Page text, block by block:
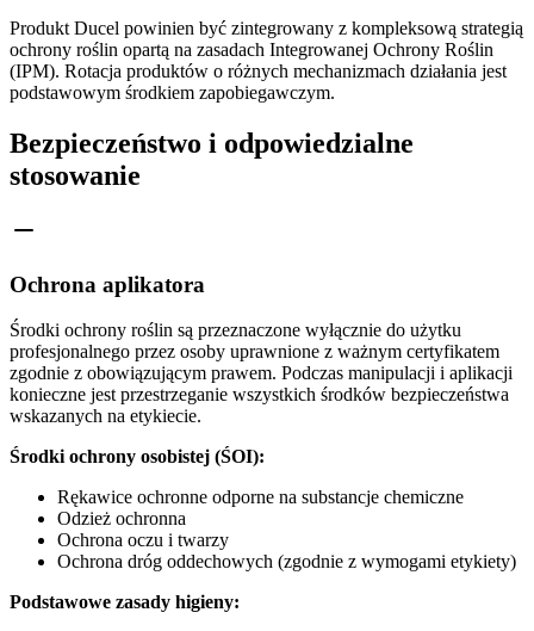
Produkt Ducel powinien być zintegrowany z kompleksową strategią
ochrony roślin opartą na zasadach Integrowanej Ochrony Roślin
(IPM). Rotacja produktów o różnych mechanizmach działania jest
podstawowym środkiem zapobiegawczym.
Bezpieczeństwo i odpowiedzialne
stosowanie
Ochrona aplikatora
Środki ochrony roślin są przeznaczone wyłącznie do użytku
profesjonalnego przez osoby uprawnione z ważnym certyfikatem
zgodnie z obowiązującym prawem. Podczas manipulacji i aplikacji
konieczne jest przestrzeganie wszystkich środków bezpieczeństwa
wskazanych na etykiecie.
Środki ochrony osobistej (ŚOI):
Rękawice ochronne odporne na substancje chemiczne
Odzież ochronna
Ochrona oczu i twarzy
Ochrona dróg oddechowych (zgodnie z wymogami etykiety)
Podstawowe zasady higieny: